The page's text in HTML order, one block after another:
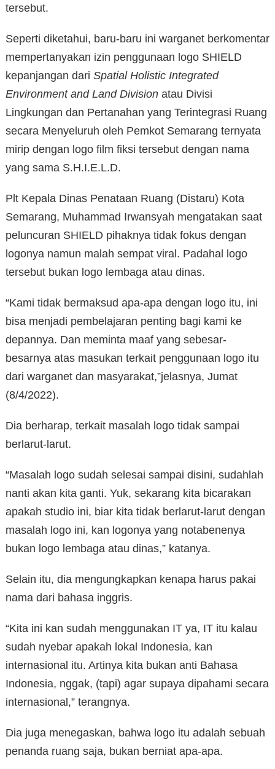
tersebut.
Seperti diketahui, baru-baru ini warganet berkomentar
mempertanyakan izin penggunaan logo SHIELD
kepanjangan dari Spatial Holistic Integrated
Environment and Land Division atau Divisi
Lingkungan dan Pertanahan yang Terintegrasi Ruang
secara Menyeluruh oleh Pemkot Semarang ternyata
mirip dengan logo film fiksi tersebut dengan nama
yang sama S.H.I.E.L.D.
Plt Kepala Dinas Penataan Ruang (Distaru) Kota
Semarang, Muhammad Irwansyah mengatakan saat
peluncuran SHIELD pihaknya tidak fokus dengan
logonya namun malah sempat viral. Padahal logo
tersebut bukan logo lembaga atau dinas.
“Kami tidak bermaksud apa-apa dengan logo itu, ini
bisa menjadi pembelajaran penting bagi kami ke
depannya. Dan meminta maaf yang sebesar-
besarnya atas masukan terkait penggunaan logo itu
dari warganet dan masyarakat,”jelasnya, Jumat
(8/4/2022).
Dia berharap, terkait masalah logo tidak sampai
berlarut-larut.
“Masalah logo sudah selesai sampai disini, sudahlah
nanti akan kita ganti. Yuk, sekarang kita bicarakan
apakah studio ini, biar kita tidak berlarut-larut dengan
masalah logo ini, kan logonya yang notabenenya
bukan logo lembaga atau dinas,” katanya.
Selain itu, dia mengungkapkan kenapa harus pakai
nama dari bahasa inggris.
“Kita ini kan sudah menggunakan IT ya, IT itu kalau
sudah nyebar apakah lokal Indonesia, kan
internasional itu. Artinya kita bukan anti Bahasa
Indonesia, nggak, (tapi) agar supaya dipahami secara
internasional,” terangnya.
Dia juga menegaskan, bahwa logo itu adalah sebuah
penanda ruang saja, bukan berniat apa-apa.